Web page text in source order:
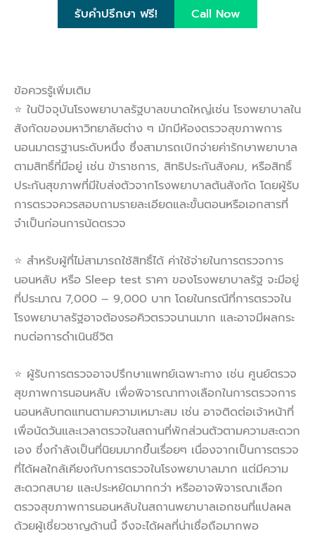
รับคำปรึกษา ฟรี! Call Now
ข้อควรรู้เพิ่มเติม
⭐ ในปัจจุบันโรงพยาบาลรัฐบาลขนาดใหญ่เช่น โรงพยาบาลใน
สังกัดของมหาวิทยาลัยต่าง ๆ มักมีห้องตรวจสุขภาพการ
นอนมาตรฐานระดับหนึ่ง ซึ่งสามารถเบิกจ่ายค่ารักษาพยาบาล
ตามสิทธิ์ที่มีอยู่ เช่น ข้าราชการ, สิทธิประกันสังคม, หรือสิทธิ์
ประกันสุขภาพที่มีใบส่งตัวจากโรงพยาบาลต้นสังกัด โดยผู้รับ
การตรวจควรสอบถามรายละเอียดและขั้นตอนหรือเอกสารที่
จำเป็นก่อนการนัดตรวจ
⭐ สำหรับผู้ที่ไม่สามารถใช้สิทธิ์ได้ ค่าใช้จ่ายในการตรวจการ
นอนหลับ หรือ Sleep test ราคา ของโรงพยาบาลรัฐ จะมีอยู่
ที่ประมาณ 7,000 – 9,000 บาท โดยในกรณีที่การตรวจใน
โรงพยาบาลรัฐอาจต้องรอคิวตรวจนานมาก และอาจมีผลกระ
ทบต่อการดำเนินชีวิต
⭐ ผู้รับการตรวจอาจปรึกษาแพทย์เฉพาะทาง เช่น ศูนย์ตรวจ
สุขภาพการนอนหลับ เพื่อพิจารณาทางเลือกในการตรวจการ
นอนหลับทดแทนตามความเหมาะสม เช่น อาจติดต่อเจ้าหน้าที่
เพื่อนัดวันและเวลาตรวจในสถานที่พักส่วนตัวตามความสะดวก
เอง ซึ่งกำลังเป็นที่นิยมมากขึ้นเรื่อยๆ เนื่องจากเป็นการตรวจ
ที่ได้ผลใกล้เคียงกับการตรวจในโรงพยาบาลมาก แต่มีความ
สะดวกสบาย และประหยัดมากกว่า หรืออาจพิจารณาเลือก
ตรวจสุขภาพการนอนหลับในสถานพยาบาลเอกชนที่แปลผล
ด้วยผู้เชี่ยวชาญด้านนี้ จึงจะได้ผลที่น่าเชื่อถือมากพอ